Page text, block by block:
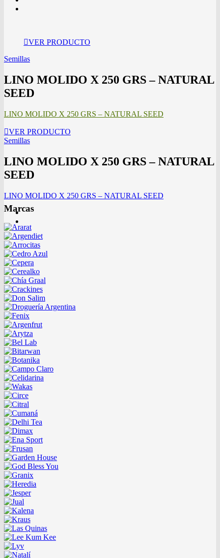
VER PRODUCTO
Semillas
LINO MOLIDO X 250 GRS – NATURAL
SEED
LINO MOLIDO X 250 GRS – NATURAL SEED
VER PRODUCTO
Semillas
LINO MOLIDO X 250 GRS – NATURAL
SEED
LINO MOLIDO X 250 GRS – NATURAL SEED
Marcas